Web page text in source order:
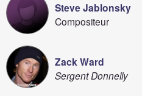
Steve Jablonsky
Compositeur
Zack Ward
Sergent Donnelly